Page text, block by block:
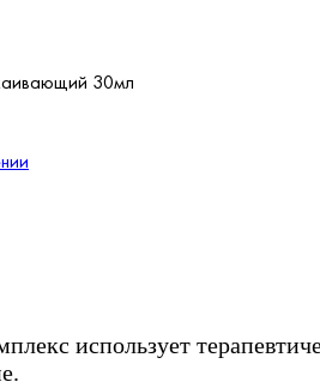
30мл
использует